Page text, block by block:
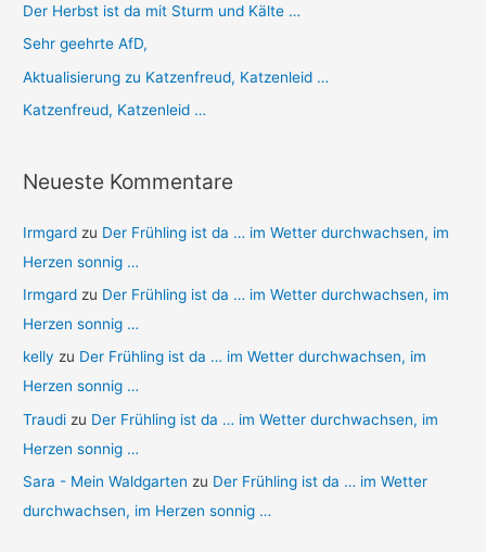
Der Herbst ist da mit Sturm und Kälte …
Sehr geehrte AfD,
Aktualisierung zu Katzenfreud, Katzenleid …
Katzenfreud, Katzenleid …
Neueste Kommentare
Irmgard zu Der Frühling ist da … im Wetter durchwachsen, im
Herzen sonnig …
Irmgard zu Der Frühling ist da … im Wetter durchwachsen, im
Herzen sonnig …
kelly zu Der Frühling ist da … im Wetter durchwachsen, im
Herzen sonnig …
Traudi zu Der Frühling ist da … im Wetter durchwachsen, im
Herzen sonnig …
Sara - Mein Waldgarten zu Der Frühling ist da … im Wetter
durchwachsen, im Herzen sonnig …